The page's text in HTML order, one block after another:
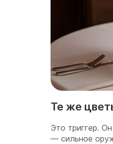
Те же
Это триггер.
— сильное